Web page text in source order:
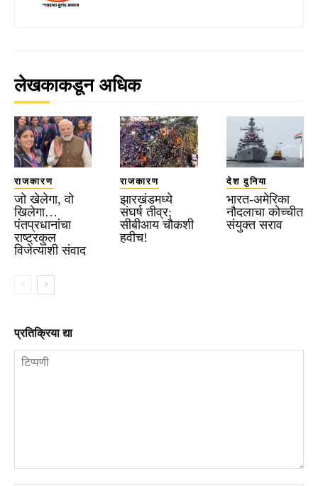
लेखकाकडून अधिक
राजकारण
जो खेलेगा, वो
खिलेगा…
पंतप्रधानांचा
राष्ट्रकुल
विजेत्यांशी संवाद
राजकारण
झारखंडमध्ये
संघर्ष तीव्र;
सीबीआय चौकशी
हवीच!
देश दुनिया
भारत-अमेरिका
नौदलाचा कोच्चीत
संयुक्त सराव
प्रतिक्रिया द्या